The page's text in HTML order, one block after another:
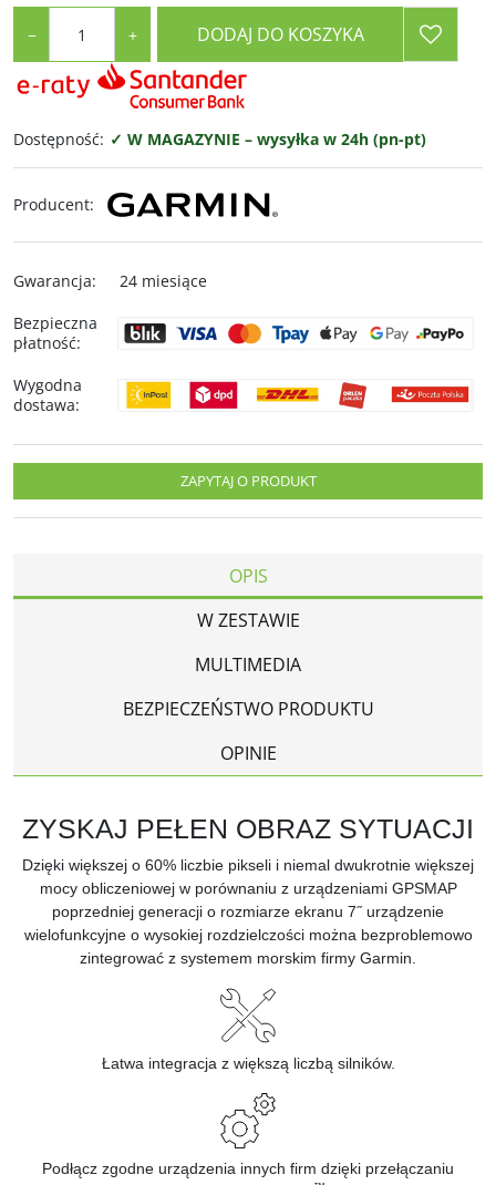
− + DODAJ DO KOSZYKA
Dostępność: ✓ W MAGAZYNIE – wysyłka w 24h (pn-pt)
Producent:
Gwarancja:
24 miesiące
Bezpieczna
płatność:
Wygodna
dostawa:
ZAPYTAJ O PRODUKT
OPIS
W ZESTAWIE
MULTIMEDIA
BEZPIECZEŃSTWO PRODUKTU
OPINIE
ZYSKAJ PEŁEN OBRAZ SYTUACJI
Dzięki większej o 60% liczbie pikseli i niemal dwukrotnie większej
mocy obliczeniowej w porównaniu z urządzeniami GPSMAP
poprzedniej generacji o rozmiarze ekranu 7˝ urządzenie
wielofunkcyjne o wysokiej rozdzielczości można bezproblemowo
zintegrować z systemem morskim firmy Garmin.
Łatwa integracja z większą liczbą silników.
Podłącz zgodne urządzenia innych firm dzięki przełączaniu